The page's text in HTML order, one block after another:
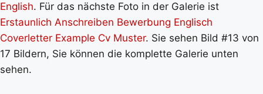
English. Für das nächste Foto in der Galerie ist
Erstaunlich Anschreiben Bewerbung Englisch
Coverletter Example Cv Muster. Sie sehen Bild #13 von
17 Bildern, Sie können die komplette Galerie unten
sehen.